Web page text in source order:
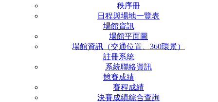
秩序冊
日程與場地一覽表
場館資訊
場館平面圖
場館資訊（交通位置、360環景）
註冊系統
系統聯絡資訊
競賽成績
賽程成績
決賽成績綜合查詢